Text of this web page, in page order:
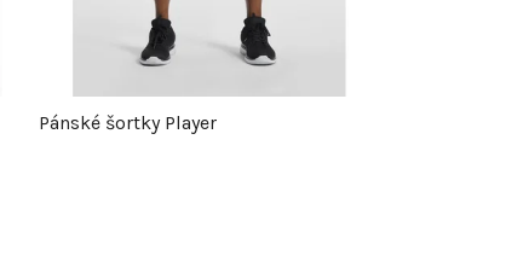
Pánské šortky Player